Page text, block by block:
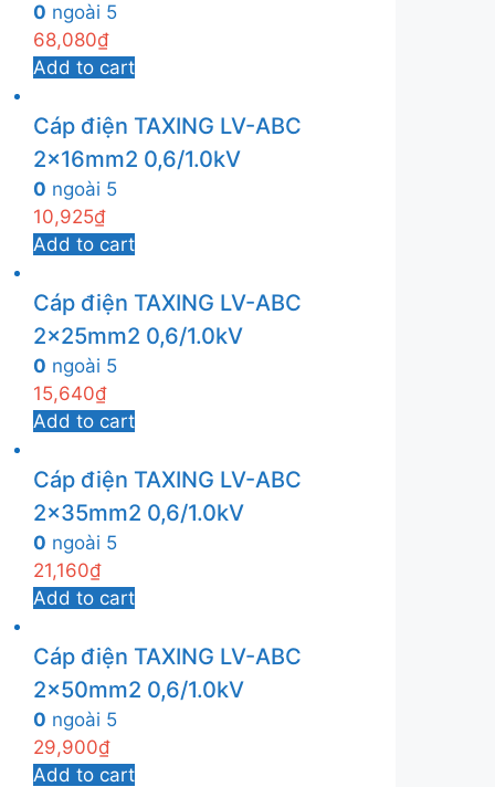
0 ngoài 5
68,080₫
Add to cart
Cáp điện TAXING LV-ABC
2x16mm2 0,6/1.0kV
0 ngoài 5
10,925₫
Add to cart
Cáp điện TAXING LV-ABC
2x25mm2 0,6/1.0kV
0 ngoài 5
15,640₫
Add to cart
Cáp điện TAXING LV-ABC
2x35mm2 0,6/1.0kV
0 ngoài 5
21,160₫
Add to cart
Cáp điện TAXING LV-ABC
2x50mm2 0,6/1.0kV
0 ngoài 5
29,900₫
Add to cart